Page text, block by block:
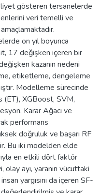
gösteren tersanelerde
veri temelli ve
on yıl boyunca
17 değişken içeren bir
kazanın nedeni
etiketleme, dengeleme
Modelleme sürecinde
(ET), XGBoost, SVM,
Karar Ağacı ve
performans
doğruluk ve başarı RF
Bu iki modelden elde
en etkili dört faktör
ayı, yaranın vücuttaki
yargısını da içeren SF-